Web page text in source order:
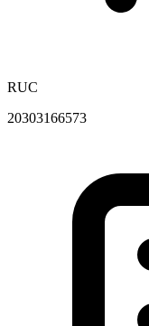
RUC
20303166573